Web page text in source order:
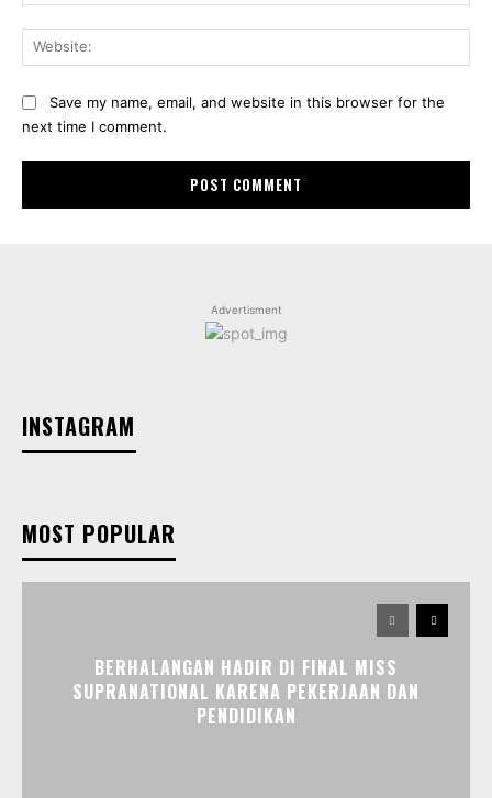
Save my name, email, and website in this browser for the
next time I comment.
Advertisment
INSTAGRAM
MOST POPULAR
BERHALANGAN HADIR DI FINAL MISS
SUPRANATIONAL KARENA PEKERJAAN DAN
PENDIDIKAN